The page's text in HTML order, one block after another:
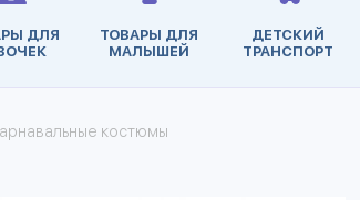
ДЛЯ
ТОВАРЫ ДЛЯ
МАЛЫШЕЙ
ДЕТСКИЙ
ТРАНСПОРТ
костюмы